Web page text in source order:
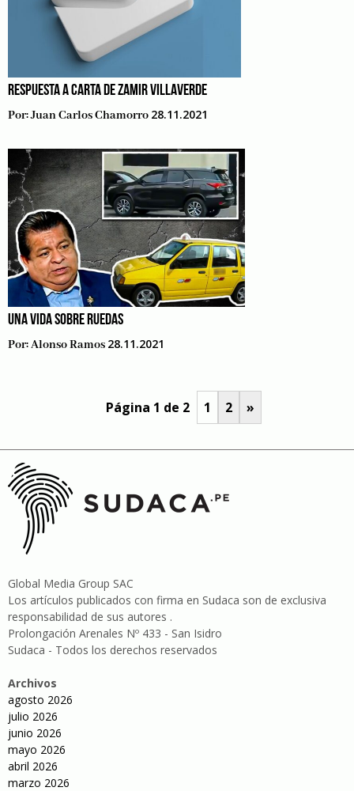
RESPUESTA A CARTA DE ZAMIR VILLAVERDE
Por:Juan Carlos Chamorro 28.11.2021
UNA VIDA SOBRE RUEDAS
Por:Alonso Ramos 28.11.2021
Página 1 de 2 1 2 »
Global Media Group SAC
Los artículos publicados con firma en Sudaca son de exclusiva
responsabilidad de sus autores .
Prolongación Arenales Nº 433 - San Isidro
Sudaca - Todos los derechos reservados
Archivos
agosto 2026
julio 2026
junio 2026
mayo 2026
abril 2026
marzo 2026